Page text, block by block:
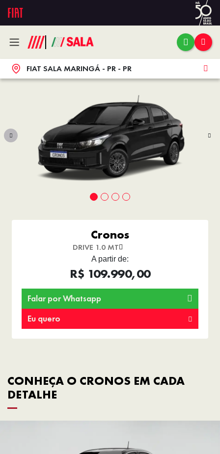
FIAT SALA MARINGÁ - PR - PR
Cronos
DRIVE 1.0 MT
A partir de:
R$ 109.990,00
Falar por Whatsapp
Eu quero
CONHEÇA O CRONOS EM CADA
DETALHE